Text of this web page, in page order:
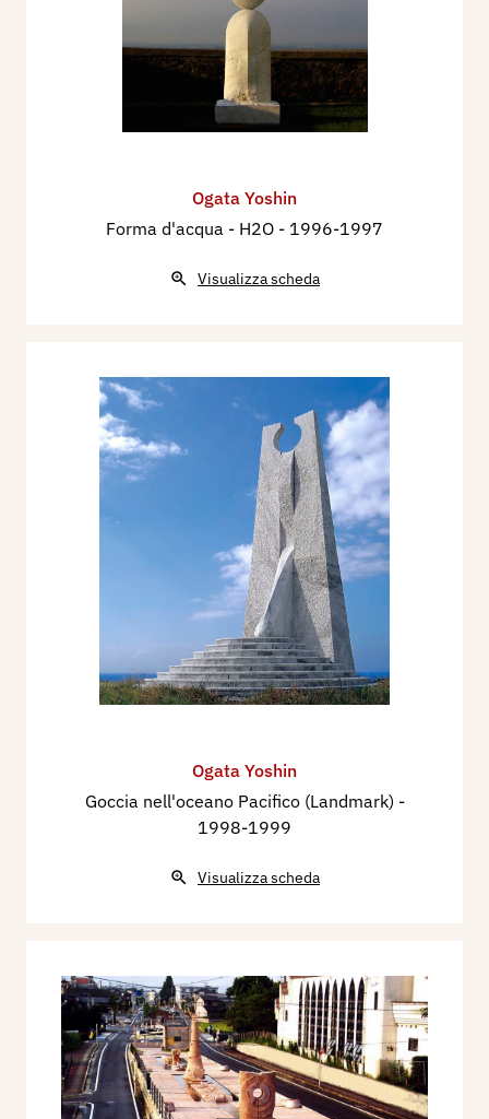
Ogata Yoshin
Forma d'acqua - H2O - 1996-1997
Visualizza scheda
Ogata Yoshin
Goccia nell'oceano Pacifico (Landmark) -
1998-1999
Visualizza scheda